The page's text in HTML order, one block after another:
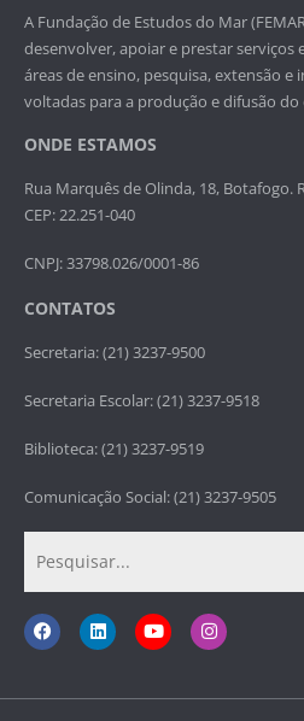
A Fundação de Estudos do Mar
desenvolver, apoiar e prestar serviços
áreas de ensino, pesquisa, extensão e
voltadas para a produção e difusão
ONDE ESTAMOS
Rua Marquês de Olinda, 18, Botafogo.
CEP: 22.251-040
CNPJ: 33798.026/0001-86
CONTATOS
Secretaria: (21) 3237-9500
Secretaria Escolar: (21) 3237-9518
Biblioteca: (21) 3237-9519
Comunicação Social: (21) 3237-9505